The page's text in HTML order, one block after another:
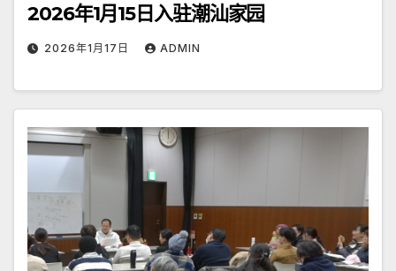
2026年1月15日入驻潮汕家园
2026年1月17日 ADMIN